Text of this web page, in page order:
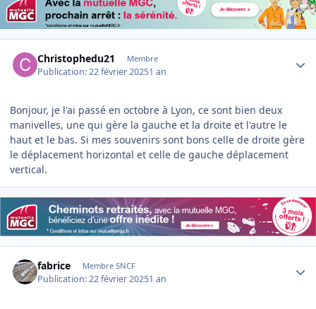
Christophedu21 Membre
Publication:22 février 20251 an
Bonjour, je l'ai passé en octobre à Lyon, ce sont bien deux
manivelles, une qui gère la gauche et la droite et l'autre le
haut et le bas. Si mes souvenirs sont bons celle de droite gère
le déplacement horizontal et celle de gauche déplacement
vertical.
fabrice Membre SNCF
Publication:22 février 20251 an